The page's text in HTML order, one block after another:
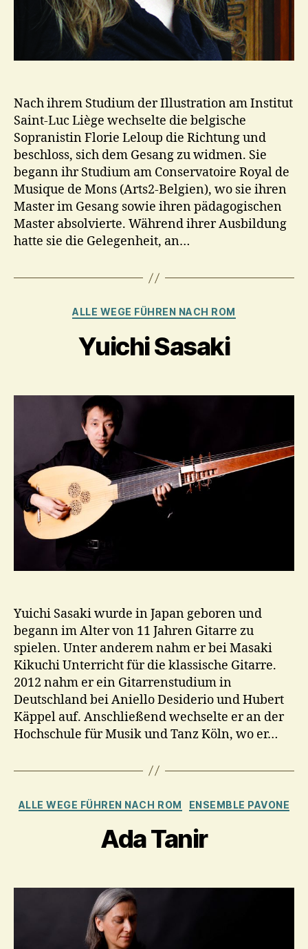
Nach ihrem Studium der Illustration am Institut
Saint-Luc Liège wechselte die belgische
Sopranistin Florie Leloup die Richtung und
beschloss, sich dem Gesang zu widmen. Sie
begann ihr Studium am Conservatoire Royal de
Musique de Mons (Arts2-Belgien), wo sie ihren
Master im Gesang sowie ihren pädagogischen
Master absolvierte. Während ihrer Ausbildung
hatte sie die Gelegenheit, an…
Kategorien
ALLE WEGE FÜHREN NACH ROM
Yuichi Sasaki
Yuichi Sasaki wurde in Japan geboren und
begann im Alter von 11 Jahren Gitarre zu
spielen. Unter anderem nahm er bei Masaki
Kikuchi Unterricht für die klassische Gitarre.
2012 nahm er ein Gitarrenstudium in
Deutschland bei Aniello Desiderio und Hubert
Käppel auf. Anschließend wechselte er an der
Hochschule für Musik und Tanz Köln, wo er…
Kategorien
ALLE WEGE FÜHREN NACH ROM ENSEMBLE PAVONE
Ada Tanir